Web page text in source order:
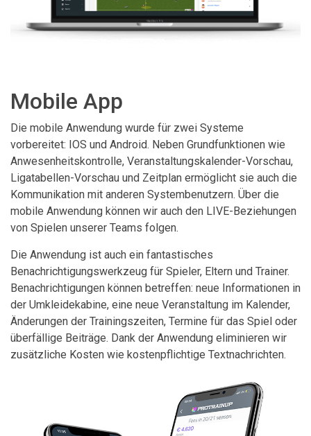
Mobile App
Die mobile Anwendung wurde für zwei Systeme
vorbereitet: IOS und Android. Neben Grundfunktionen wie
Anwesenheitskontrolle, Veranstaltungskalender-Vorschau,
Ligatabellen-Vorschau und Zeitplan ermöglicht sie auch die
Kommunikation mit anderen Systembenutzern. Über die
mobile Anwendung können wir auch den LIVE-Beziehungen
von Spielen unserer Teams folgen.
Die Anwendung ist auch ein fantastisches
Benachrichtigungswerkzeug für Spieler, Eltern und Trainer.
Benachrichtigungen können betreffen: neue Informationen in
der Umkleidekabine, eine neue Veranstaltung im Kalender,
Änderungen der Trainingszeiten, Termine für das Spiel oder
überfällige Beiträge. Dank der Anwendung eliminieren wir
zusätzliche Kosten wie kostenpflichtige Textnachrichten.